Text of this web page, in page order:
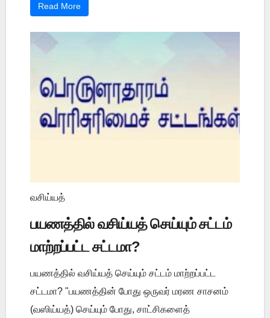
Read More
வசிய்யத்
பயணத்தில் வசிய்யத் செய்யும் சட்டம்
மாற்றப்பட்ட சட்டமா?
பயணத்தில் வசிய்யத் செய்யும் சட்டம் மாற்றப்பட்ட
சட்டமா? "பயணத்தின் போது ஒருவர் மரண சாசனம்
(வஸிய்யத்) செய்யும் போது, சாட்சிகளைத்